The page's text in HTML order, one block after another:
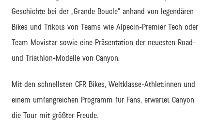
Geschichte bei der „Grande Boucle“ anhand von legendären
Bikes und Trikots von Teams wie Alpecin-Premier Tech oder
Team Movistar sowie eine Präsentation der neuesten Road-
und Triathlon-Modelle von Canyon.
Mit den schnellsten CFR Bikes, Weltklasse-Athlet:innen und
einem umfangreichen Programm für Fans, erwartet Canyon
die Tour mit größter Freude.